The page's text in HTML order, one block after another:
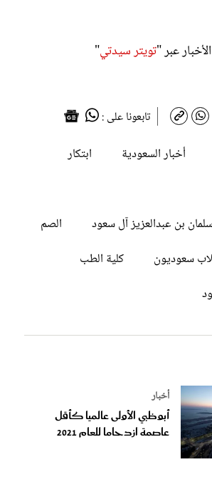
عبر "تويتر سيدتي"
تابعونا على :
أخبار السعودية
ابتكار
بن عبدالعزيز آل سعود
الصم
سعوديون
كلية الطب
أخبار
أبوظبي الأولى عالميا كأقل
عاصمة ازدحاما للعام 2021